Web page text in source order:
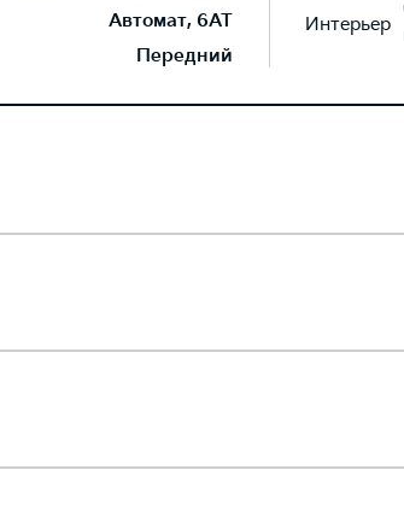
Автомат, 6AT
Передний
Интерьер